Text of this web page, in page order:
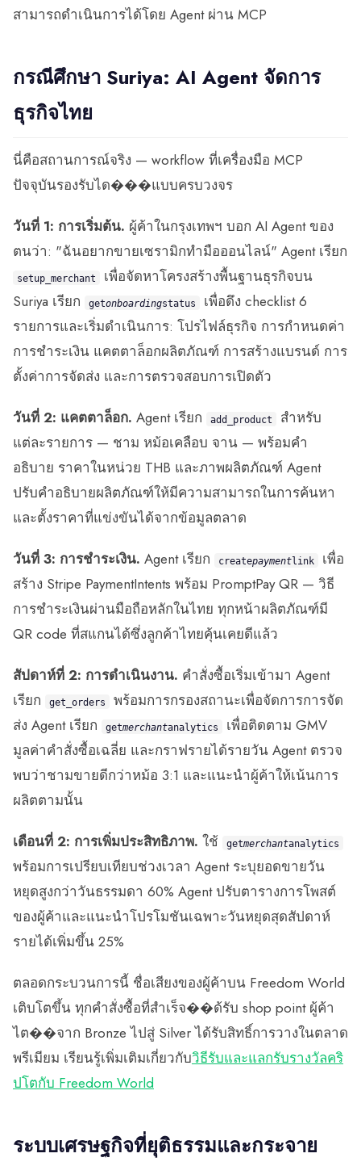
สามารถดำเนินการได้โดย Agent ผ่าน MCP
กรณีศึกษา Suriya: AI Agent จัดการ
ธุรกิจไทย
นี่คือสถานการณ์จริง — workflow ที่เครื่องมือ MCP
ปัจจุบันรองรับได���แบบครบวงจร
วันที่ 1: การเริ่มต้น. ผู้ค้าในกรุงเทพฯ บอก AI Agent ของ
ตนว่า: "ฉันอยากขายเซรามิกทำมือออนไลน์" Agent เรียก
setup_merchant
เพื่อจัดหาโครงสร้างพื้นฐานธุรกิจบน
Suriya เรียก
getonboardingstatus
เพื่อดึง checklist 6
รายการและเริ่มดำเนินการ: โปรไฟล์ธุรกิจ การกำหนดค่า
การชำระเงิน แคตตาล็อกผลิตภัณฑ์ การสร้างแบรนด์ การ
ตั้งค่าการจัดส่ง และการตรวจสอบการเปิดตัว
วันที่ 2: แคตตาล็อก. Agent เรียก add_product
สำหรับ
แต่ละรายการ — ชาม หม้อเคลือบ จาน — พร้อมคำ
อธิบาย ราคาในหน่วย THB และภาพผลิตภัณฑ์ Agent
ปรับคำอธิบายผลิตภัณฑ์ให้มีความสามารถในการค้นหา
และตั้งราคาที่แข่งขันได้จากข้อมูลตลาด
วันที่ 3: การชำระเงิน. Agent เรียก createpaymentlink
เพื่อ
สร้าง Stripe PaymentIntents พร้อม PromptPay QR — วิธี
การชำระเงินผ่านมือถือหลักในไทย ทุกหน้าผลิตภัณฑ์มี
QR code ที่สแกนได้ซึ่งลูกค้าไทยคุ้นเคยดีแล้ว
สัปดาห์ที่ 2: การดำเนินงาน. คำสั่งซื้อเริ่มเข้ามา Agent
เรียก
get_orders
พร้อมการกรองสถานะเพื่อจัดการการจัด
ส่ง Agent เรียก
getmerchantanalytics
เพื่อติดตาม GMV
มูลค่าคำสั่งซื้อเฉลี่ย และกราฟรายได้รายวัน Agent ตรวจ
พบว่าชามขายดีกว่าหม้อ 3:1 และแนะนำผู้ค้าให้เน้นการ
ผลิตตามนั้น
เดือนที่ 2: การเพิ่มประสิทธิภาพ. ใช้ getmerchantanalytics
พร้อมการเปรียบเทียบช่วงเวลา Agent ระบุยอดขายวัน
หยุดสูงกว่าวันธรรมดา 60% Agent ปรับตารางการโพสต์
ของผู้ค้าและแนะนำโปรโมชันเฉพาะวันหยุดสุดสัปดาห์
รายได้เพิ่มขึ้น 25%
ตลอดกระบวนการนี้ ชื่อเสียงของผู้ค้าบน Freedom World
เติบโตขึ้น ทุกคำสั่งซื้อที่สำเร็จ��ด้รับ shop point ผู้ค้า
ไต��จาก Bronze ไปสู่ Silver ได้รับสิทธิ์การวางในตลาด
พรีเมียม เรียนรู้เพิ่มเติมเกี่ยวกับวิธีรับและแลกรับรางวัลคริ
ปโตกับ Freedom World
ระบบเศรษฐกิจที่ยุติธรรมและกระจาย